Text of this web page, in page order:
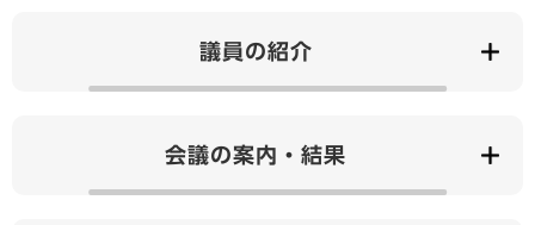
議員の紹介
会議の案内・結果